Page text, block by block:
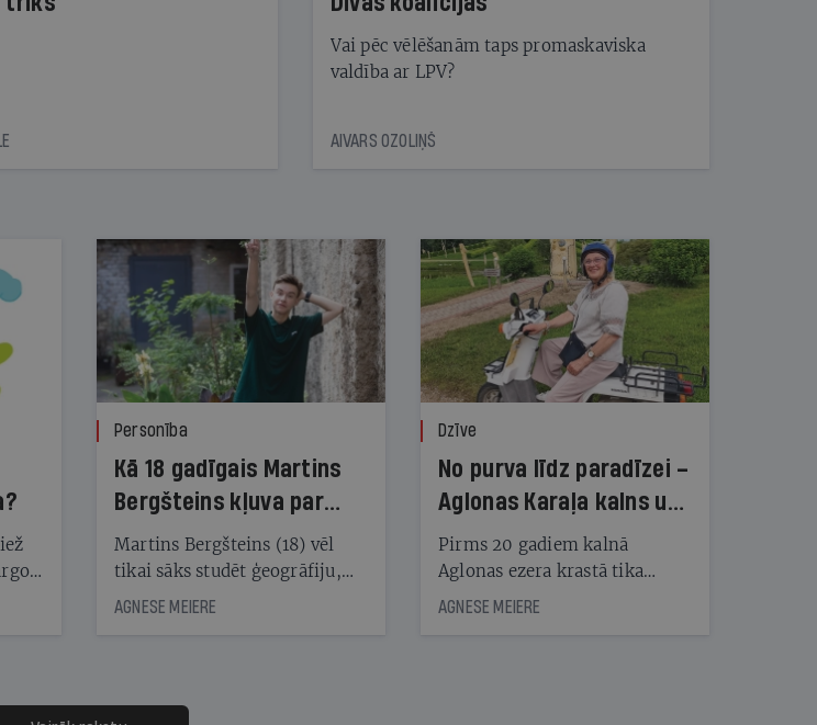
Vai pēc vēlēšanām taps promaskaviska
valdība ar LPV?
AIVARS OZOLIŅŠ
Personība
Kā 18 gadīgais Martins
Bergšteins kļuva par
laika ziņu seju?
Martins Bergšteins (18) vēl
tikai sāks studēt ģeogrāfiju,
bet viņa sacītajam jau uzticas
uzcītīga darba, mammas
AGNESE MEIERE
Dzīve
No purva līdz paradīzei –
Aglonas Karaļa kalns un
tā radītāji
Pirms 20 gadiem kalnā
Aglonas ezera krastā tika
uzstādītas pirmās koka
AGNESE MEIERE